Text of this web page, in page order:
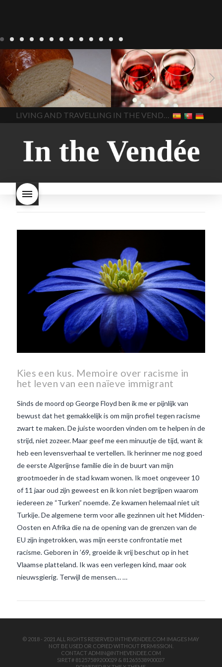
Recepten Wonen
baken in
Frankrijk bakken in de
Vendee
brood bakken
brood met gist gist brood
het beste brood hoe moet
ik brood bakken is melk
brood gezond is melkbrood
gezond mama's brood melk
brood melk brood en
wat is melkbrood
zijn melk
brood en brioche hetzelfde
brood
In The Vendee
Blog Wonen beaujolais
2022 Beaujolais Nouveau
2022 De wijnmakers laten
de druiventrossen gisten in
een anaërobe donderdag
17 november 2022 is
beaujolais dag hoe lang is
Beaujolais Nouveau
houdbaar hoeveel flessen
verkocht
is Beaujolais
Nouveau een fruitige wijn
kooldioxiderijke omgeving.
Nouveau naar? wat is
wanneer is beaujolais dag
nouveau dag
van Beaujolais Nouveau
is de traditie rond beaujolais
nouveau wat maakt
Beaujolais Nouveau zo
speciaal wat zijn tannines
witte beaujolais nouveau
In The Vendee
LIVING AND TRAVELLING IN THE VENDÉE
VIEW POST
Kies een kus. Memoire over racisme in
het leven van een naïeve immigrant
Sinds de moord op George Floyd ben ik me er pijnlijk van
bewust dat het gemakkelijk is om mijn profiel tegen racisme
zwart te maken. De juiste woorden vinden om te helpen in de
strijd, niet zozeer. Maar geef me een minuutje de tijd, want ik
heb een levensverhaal te vertellen. Ik herinner me nog goed
de eerste Algerijnse familie die in de buurt van mijn
grootmoeder in de stad kwam wonen. Ik moet ongeveer 10
of 11 jaar oud zijn geweest en ik kon niet begrijpen waarom
iedereen ze “Turken” noemde. Ze kwamen helemaal niet uit
Turkije. De algemene term voor alle gezinnen uit het Midden-
Oosten en Afrika die na de opening van de grenzen van de
EU zijn ingetrokken, was mijn eerste confrontatie met
racisme. Geboren in ’69, groeide ik vrij beschut op in het
Vlaamse platteland. Ik was een verlegen kind, maar ook
nieuwsgierig. Terwijl de mensen… …
© 2018 - 2021 ALL RIGHTS RESERVED INTHEVENDEE.COM IMAGES MAY
NOT BE USED OR COPIED WITHOUT PERMISSION.
CONTACT ADMIN@INTHEVENDEE.COM
SIRET# 81257589200029 & 81265538900037